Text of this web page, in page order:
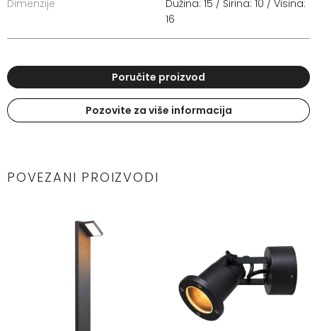
Dimenzije
Dužina: 15 / Širina: 10 / Visina:
16
Poručite proizvod
Pozovite za više informacija
POVEZANI PROIZVODI